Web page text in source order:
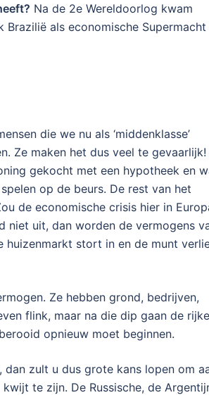
Na de 2e Wereldoorlog kwam
als economische Supermacht
die we nu als ‘middenklasse’
Ze maken het dus veel te gevaarlijk!
gekocht met een hypotheek en
op de beurs. De rest van het
de economische crisis hier in
uit, dan worden de vermogens
huizenmarkt stort in en de munt
Ze hebben grond, bedrijven,
flink, maar na die dip gaan de
opnieuw moet beginnen.
zult u dus grote kans lopen om
te zijn. De Russische, de